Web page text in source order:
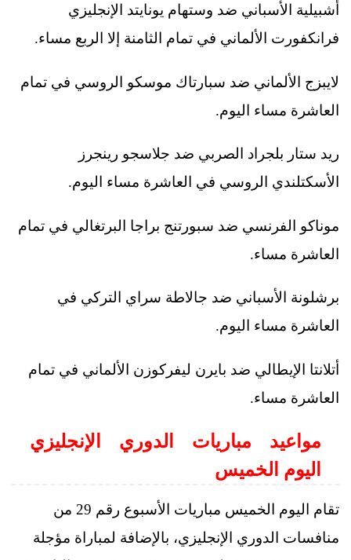
أشبيلية الأسباني ضد وستهام يونايتد الإنجليزي
فرانكفورت الألماني في تمام الثامنة إلا الربع مساء.
لايبزج الألماني ضد سبارتاك موسكو الروسي في تمام
العاشرة مساء اليوم.
ريد ستار بلجراد الصربي ضد جلاسجو رينجرز
الأسكتلندي الروسي في العاشرة مساء اليوم.
موناكو الفرنسي ضد سبورتنج براجا البرتغالي في تمام
العاشرة مساء.
برشلونة الأسباني ضد جالاطة سراي التركي في
العاشرة مساء اليوم.
أتلانتا الإيطالي ضد بايرن ليفركوزن الألماني في تمام
العاشرة مساء.
مواعيد مباريات الدوري الإنجليزي
اليوم الخميس
تقام اليوم الخميس مباريات الأسبوع رقم 29 من
منافسات الدوري الإنجليزي، بالإضافة لمباراة مؤجلة